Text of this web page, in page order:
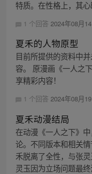
特质。在性格上，其
1 个回答 2024年08月
夏禾的人物原型
目前所提供的资料中
容。 原漫画《一人之
享精彩内容！
1 个回答 2024年08月
夏禾动漫结局
在动漫《一人之下》
论。不同版本和相关
禾脱离了全性，与张
灵玉因为立场问题最